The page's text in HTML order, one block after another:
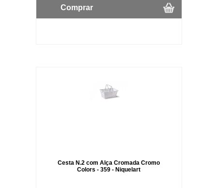
Comprar
Cesta N.2 com Alça Cromada Cromo
Colors - 359 - Niquelart